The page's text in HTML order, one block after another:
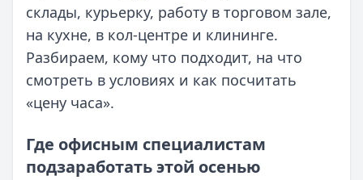
склады, курьерку, работу в торговом зале,
на кухне, в кол-центре и клининге.
Разбираем, кому что подходит, на что
смотреть в условиях и как посчитать
«цену часа».
Где офисным специалистам
подзаработать этой осенью